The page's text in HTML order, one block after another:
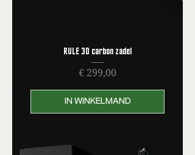
RULE 3D carbon zadel
Prijs
€ 299,00
IN WINKELMAND